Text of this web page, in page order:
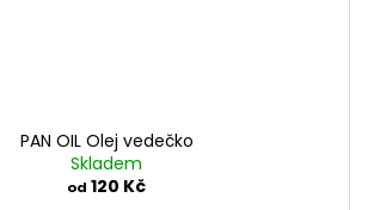
PAN OIL Olej vedečko
Skladem
od 120 Kč